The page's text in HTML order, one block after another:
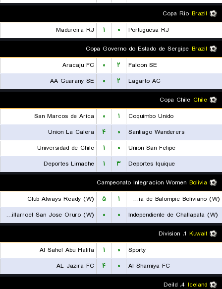
Brazil
Copa Rio
Portuguesa RJ
۰ ۱
Madureira RJ
Brazil
Copa Governo do Estado de Sergipe
Falcon SE
۲ ۰
Aracaju FC
Lagarto AC
۲ ۰
AA Guarany SE
Chile
Copa Chile
Coquimbo Unido
۱ ۰
San Marcos de Arica
Santiago Wanderers
۰ ۴
Union La Calera
Union San Felipe
۰ ۱
Universidad de Chile
Deportes Iquique
۳ ۱
Deportes Limache
Bolivia
Campeonato Integracion Women
Academia de Balompie Boliviano (W)
۱ ۵
Club Always Ready (W)
Independiente de Challapata (W)
۰ ۰
Gualberto Villarroel San Jose Oruro (W)
Kuwait
1. Division
Sporty
۰ ۱
Al Sahel Abu Halifa
Al Shamiya FC
۰ ۴
AL Jazira FC
Iceland
4. Deild